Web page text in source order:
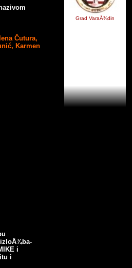
Čutura,
Karmen
i
i
Grad VaraÅ¾din